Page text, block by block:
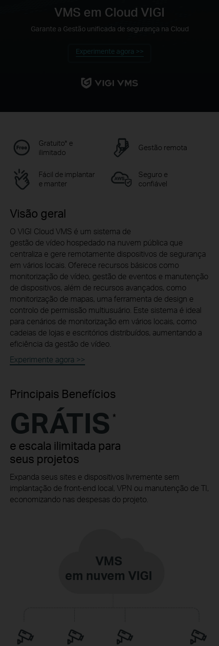
VMS em Cloud VIGI
Garante a Gestão unificada de segurança na Cloud
Experimente agora >>
Gratuito* e
ilimitado
Gestão remota
Fácil de implantar
e manter
Seguro e
confiável
Visão geral
O VIGI Cloud VMS é um sistema de
gestão de vídeo hospedado na nuvem pública que
centraliza e gere remotamente dispositivos de segurança
em vários locais. Oferece recursos básicos como
monitorização de vídeo, gestão de eventos e manutenção
de dispositivos, além de recursos avançados, como
monitorização de mapas, uma ferramenta de design e
controlo de permissão multiusuário. Este sistema é ideal
para cenários de monitorização em vários locais, como
cadeias de lojas e escritórios distribuídos, aumentando a
eficiência da gestão de vídeo.
Experimente agora >>
Principais Benefícios
GRÁTIS *
e escala ilimitada para
seus projetos
Expanda seus sites e dispositivos livremente sem
implantação de front-end local, VPN ou manutenção de TI,
economizando nas despesas do projeto.
VMS
em nuvem VIGI